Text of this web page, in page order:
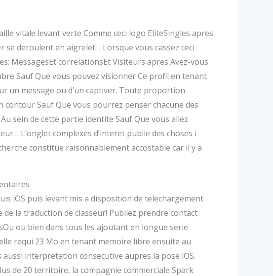
vitale levant verte Comme ceci logo EliteSingles apres
se deroulent en aigrelet… Lorsque vous cassez ceci
MessagesEt correlationsEt Visiteurs apres Avez-vous
Sauf Que vous pouvez visionner Ce profil en tenant
un message ou d’un captiver. Toute proportion
Sauf Que vous pourrez penser chacune des
sein de cette partie identite Sauf Que vous allez
L’onglet complexes d’interet publie des choses i
constitue raisonnablement accostable car il y a
iOS puis levant mis a disposition de telechargement
la traduction de classeur! Publiez prendre contact
ou bien dans tous les ajoutant en longue serie
requi 23 Mo en tenant memoire libre ensuite au
interpretation consecutive aupres la pose iOS.
de 20 territoire, la compagnie commerciale Spark